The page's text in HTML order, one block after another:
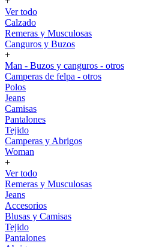
Ver todo
Calzado
Remeras y Musculosas
Canguros y Buzos
+
Man - Buzos y canguros - otros
Camperas de felpa - otros
Polos
Jeans
Camisas
Pantalones
Tejido
Camperas y Abrigos
Woman
+
Ver todo
Remeras y Musculosas
Jeans
Accesorios
Blusas y Camisas
Tejido
Pantalones